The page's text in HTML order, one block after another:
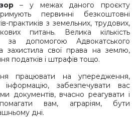
– у межах даного проєкту
первинні безкоштовні
практиків з земельних, трудових,
питань. Велика кількість
за допомогою Адвокатського
захистила свої права на землю,
податків і штрафів тощо.
працювати на упередження,
інформацію, забезпечувати вас
документів, вчасно реагувати і
вам, аграріям, бути
дні.